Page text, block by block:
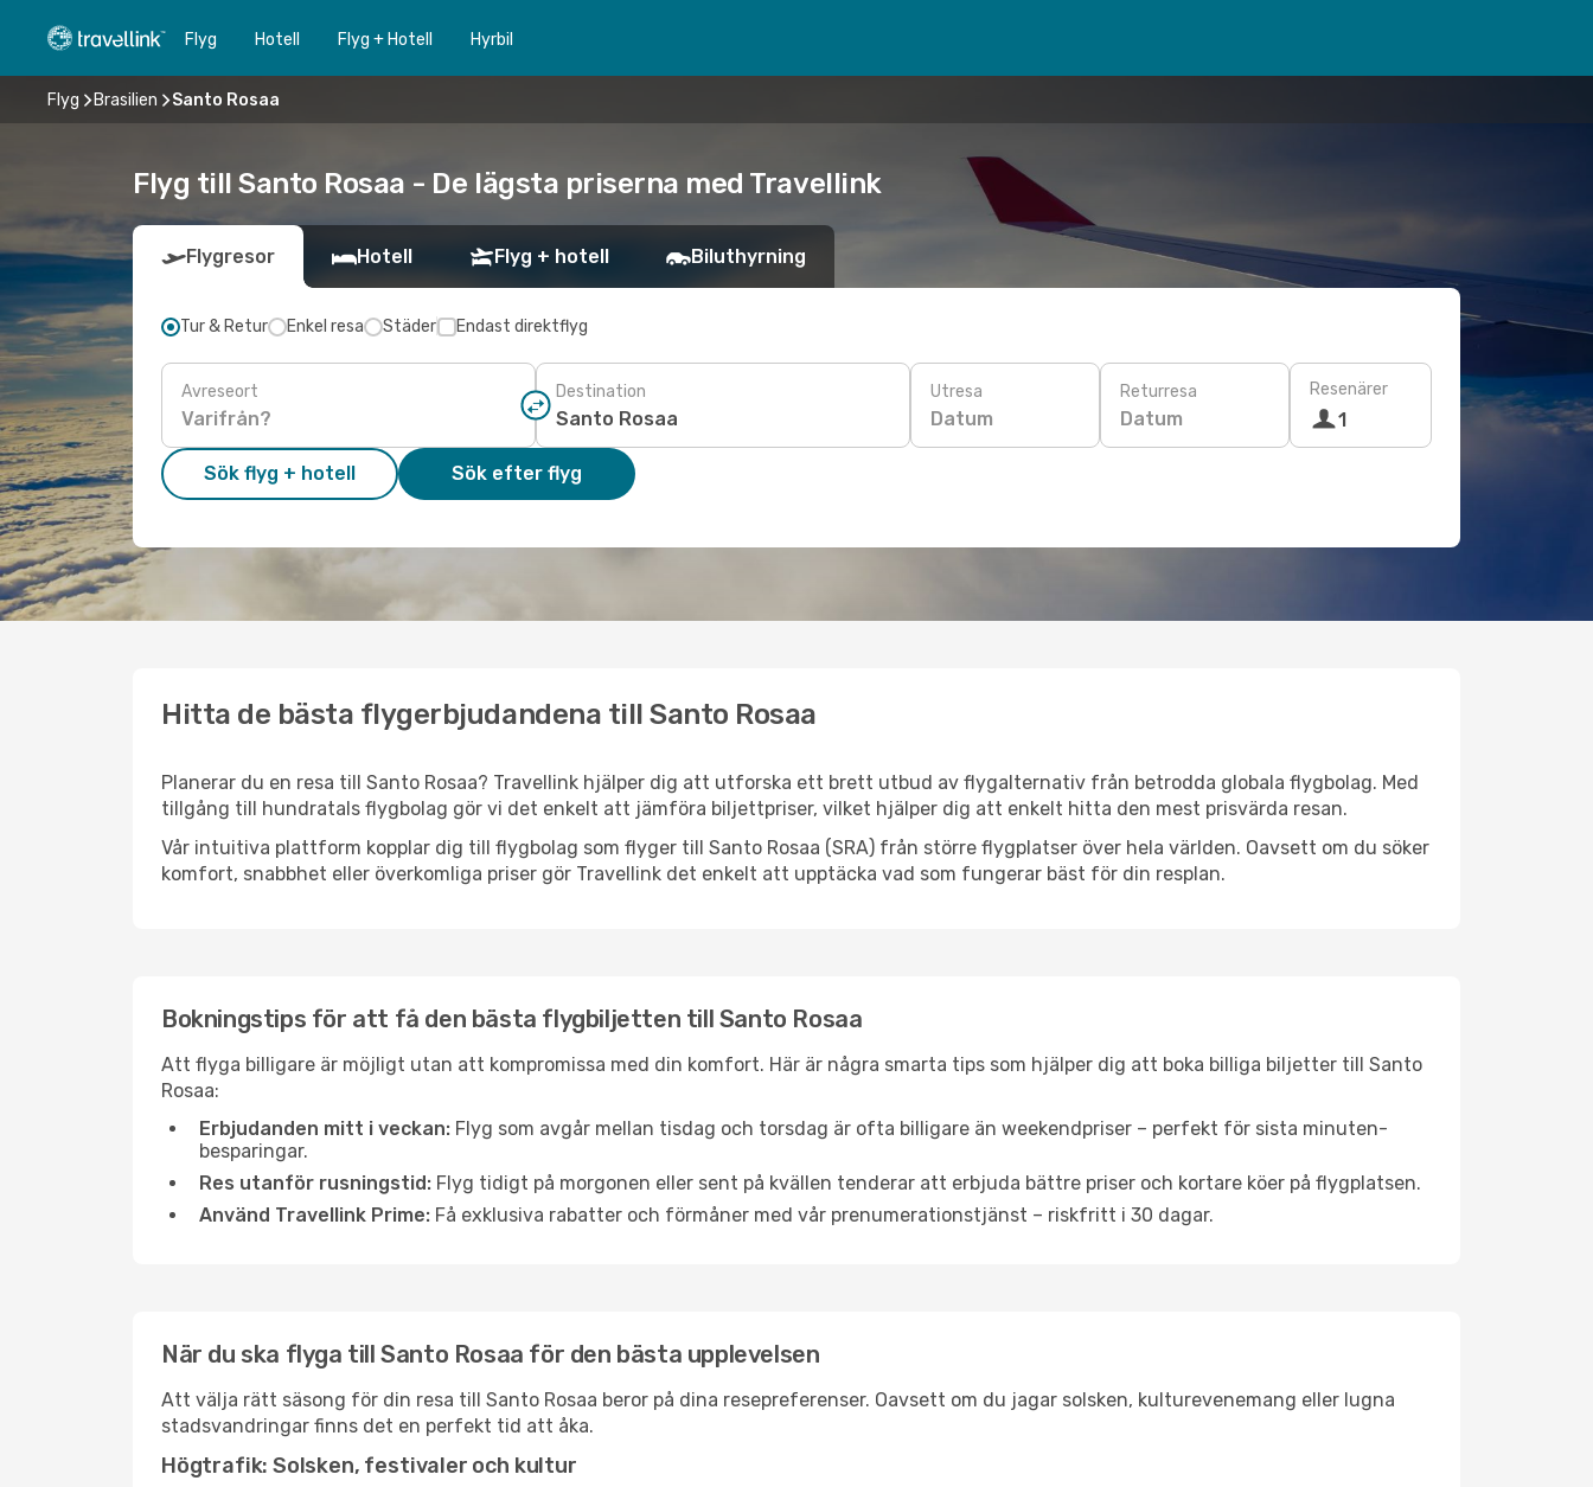
Flyg Hotell Flyg + Hotell Hyrbil
Flyg Brasilien Santo Rosaa
Flyg till Santo Rosaa - De lägsta priserna med Travellink
Flygresor Hotell Flyg + hotell Biluthyrning
Tur & Retur Enkel resa Städer Endast direktflyg
Avreseort Destination Utresa
Datum
Returresa
Datum
Resenärer
1
Sök flyg + hotell Sök efter flyg
Hitta de bästa flygerbjudandena till Santo Rosaa
Planerar du en resa till Santo Rosaa? Travellink hjälper dig att utforska ett brett utbud av flygalternativ från betrodda globala flygbolag. Med
tillgång till hundratals flygbolag gör vi det enkelt att jämföra biljettpriser, vilket hjälper dig att enkelt hitta den mest prisvärda resan.
Vår intuitiva plattform kopplar dig till flygbolag som flyger till Santo Rosaa (SRA) från större flygplatser över hela världen. Oavsett om du söker
komfort, snabbhet eller överkomliga priser gör Travellink det enkelt att upptäcka vad som fungerar bäst för din resplan.
Bokningstips för att få den bästa flygbiljetten till Santo Rosaa
Att flyga billigare är möjligt utan att kompromissa med din komfort. Här är några smarta tips som hjälper dig att boka billiga biljetter till Santo
Rosaa:
Erbjudanden mitt i veckan: Flyg som avgår mellan tisdag och torsdag är ofta billigare än weekendpriser – perfekt för sista minuten-
besparingar.
Res utanför rusningstid: Flyg tidigt på morgonen eller sent på kvällen tenderar att erbjuda bättre priser och kortare köer på flygplatsen.
Använd Travellink Prime: Få exklusiva rabatter och förmåner med vår prenumerationstjänst – riskfritt i 30 dagar.
När du ska flyga till Santo Rosaa för den bästa upplevelsen
Att välja rätt säsong för din resa till Santo Rosaa beror på dina resepreferenser. Oavsett om du jagar solsken, kulturevenemang eller lugna
stadsvandringar finns det en perfekt tid att åka.
Högtrafik: Solsken, festivaler och kultur